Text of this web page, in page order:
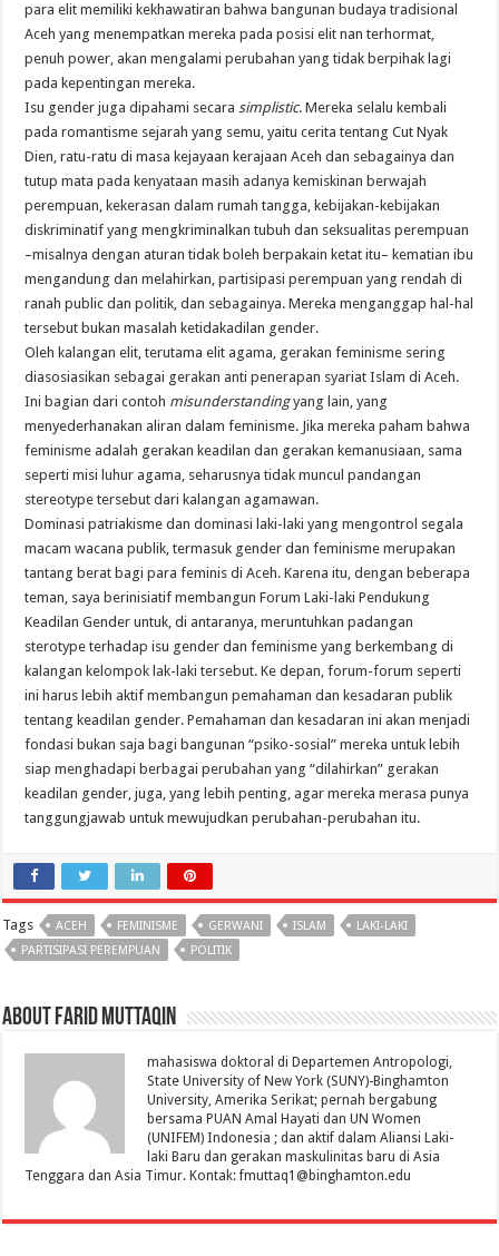
para elit memiliki kekhawatiran bahwa bangunan budaya tradisional
Aceh yang menempatkan mereka pada posisi elit nan terhormat,
penuh power, akan mengalami perubahan yang tidak berpihak lagi
pada kepentingan mereka.
Isu gender juga dipahami secarasimplistic. Mereka selalu kembali
pada romantisme sejarah yang semu, yaitu cerita tentang Cut Nyak
Dien, ratu-ratu di masa kejayaan kerajaan Aceh dan sebagainya dan
tutup mata pada kenyataan masih adanya kemiskinan berwajah
perempuan, kekerasan dalam rumah tangga, kebijakan-kebijakan
diskriminatif yang mengkriminalkan tubuh dan seksualitas perempuan
–misalnya dengan aturan tidak boleh berpakain ketat itu– kematian ibu
mengandung dan melahirkan, partisipasi perempuan yang rendah di
ranah public dan politik, dan sebagainya. Mereka menganggap hal-hal
tersebut bukan masalah ketidakadilan gender.
Oleh kalangan elit, terutama elit agama, gerakan feminisme sering
diasosiasikan sebagai gerakan anti penerapan syariat Islam di Aceh.
Ini bagian dari contoh misunderstandingyang lain, yang
menyederhanakan aliran dalam feminisme. Jika mereka paham bahwa
feminisme adalah gerakan keadilan dan gerakan kemanusiaan, sama
seperti misi luhur agama, seharusnya tidak muncul pandangan
stereotype tersebut dari kalangan agamawan.
Dominasi patriakisme dan dominasi laki-laki yang mengontrol segala
macam wacana publik, termasuk gender dan feminisme merupakan
tantang berat bagi para feminis di Aceh. Karena itu, dengan beberapa
teman, saya berinisiatif membangun Forum Laki-laki Pendukung
Keadilan Gender untuk, di antaranya, meruntuhkan padangan
sterotype terhadap isu gender dan feminisme yang berkembang di
kalangan kelompok lak-laki tersebut. Ke depan, forum-forum seperti
ini harus lebih aktif membangun pemahaman dan kesadaran publik
tentang keadilan gender. Pemahaman dan kesadaran ini akan menjadi
fondasi bukan saja bagi bangunan “psiko-sosial” mereka untuk lebih
siap menghadapi berbagai perubahan yang “dilahirkan” gerakan
keadilan gender, juga, yang lebih penting, agar mereka merasa punya
tanggungjawab untuk mewujudkan perubahan-perubahan itu.
Tags ACEH FEMINISME GERWANI ISLAM
LAKI-LAKI
PARTISIPASI PEREMPUAN
POLITIK
About Farid Muttaqin
mahasiswa doktoral di Departemen Antropologi,
State University of New York (SUNY)-Binghamton
University, Amerika Serikat; pernah bergabung
bersama PUAN Amal Hayati dan UN Women
(UNIFEM) Indonesia ; dan aktif dalam Aliansi Laki-
laki Baru dan gerakan maskulinitas baru di Asia
Tenggara dan Asia Timur. Kontak: fmuttaq1@binghamton.edu